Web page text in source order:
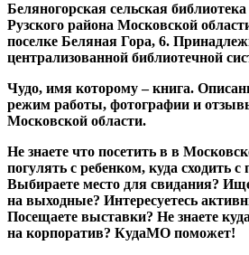
Беляногорская сельская
Рузского района Московской
поселке Беляная Гора, 6.
централизованной библиотечной
Чудо, имя которому – книга.
режим работы, фотографии и
Московской области.
Не знаете что посетить в в
погулять с ребенком, куда сходить
Выбираете место для свидания?
на выходные? Интересуетесь
Посещаете выставки? Не знаете
на корпоратив? КудаМО поможет!